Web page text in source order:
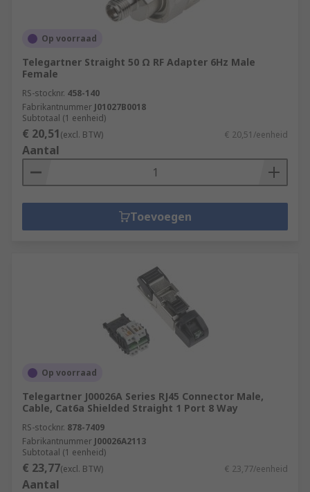
Op voorraad
Telegartner Straight 50 Ω RF Adapter 6Hz Male
Female
RS-stocknr. 458-140
Fabrikantnummer J01027B0018
Subtotaal (1 eenheid)
€ 20,51(excl. BTW) € 20,51/eenheid
Aantal
Toevoegen
Op voorraad
Telegartner J00026A Series RJ45 Connector Male,
Cable, Cat6a Shielded Straight 1 Port 8 Way
RS-stocknr. 878-7409
Fabrikantnummer J00026A2113
Subtotaal (1 eenheid)
€ 23,77(excl. BTW) € 23,77/eenheid
Aantal